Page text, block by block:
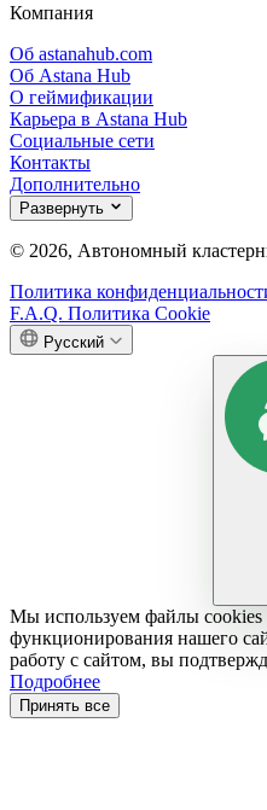
Компания
Об astanahub.com
Об Astana Hub
О геймификации
Карьера в Astana Hub
Социальные сети
Контакты
Дополнительно
Развернуть
© 2026, Автономный
Политика
F.A.Q. Политика Cookie
Русский
Мы используем файлы cookies
функционирования нашего
работу с сайтом, вы
Подробнее
Принять все